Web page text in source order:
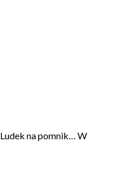
Ludek na pomnik… W